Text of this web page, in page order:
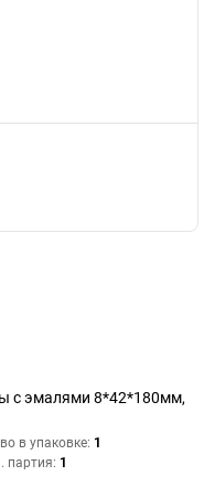
с эмалями 8*42*180мм,
в упаковке: 1
партия: 1